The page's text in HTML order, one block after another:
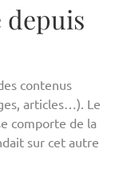
depuis
contenus
articles…). Le
comporte de la
sur cet autre